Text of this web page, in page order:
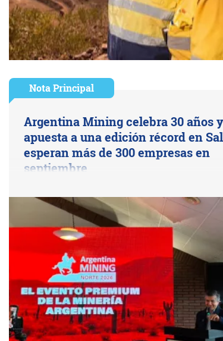
Nota Principal
Argentina Mining celebra 30 años y
apuesta a una edición récord en
esperan más de 300 empresas en
septiembre